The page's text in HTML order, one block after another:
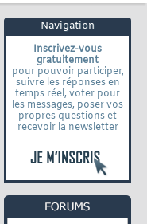
Navigation
Inscrivez-vous
gratuitement
pour pouvoir participer,
suivre les réponses en
temps réel, voter pour
les messages, poser vos
propres questions et
recevoir la newsletter